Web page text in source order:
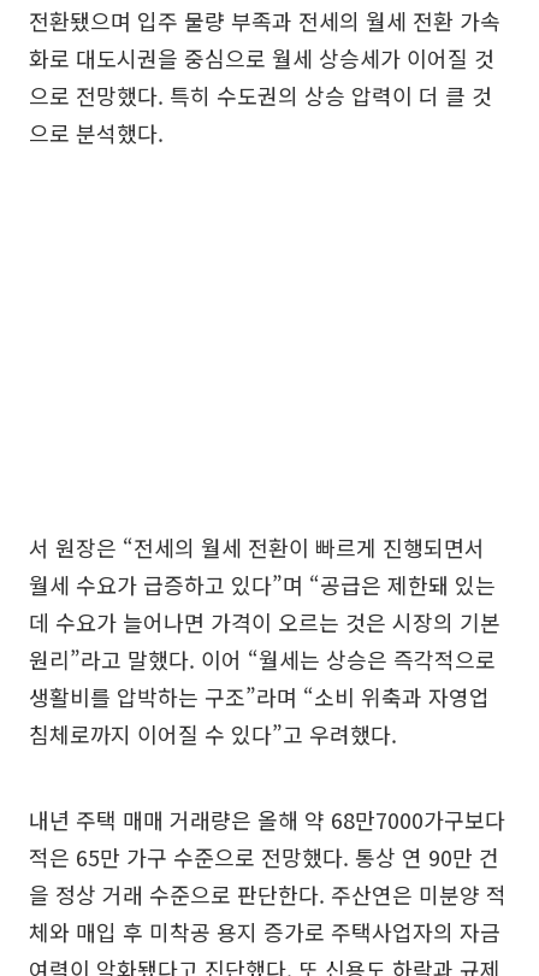
전환됐으며 입주 물량 부족과 전세의 월세 전환 가속
화로 대도시권을 중심으로 월세 상승세가 이어질 것
으로 전망했다. 특히 수도권의 상승 압력이 더 클 것
으로 분석했다.
서 원장은 “전세의 월세 전환이 빠르게 진행되면서
월세 수요가 급증하고 있다”며 “공급은 제한돼 있는
데 수요가 늘어나면 가격이 오르는 것은 시장의 기본
원리”라고 말했다. 이어 “월세는 상승은 즉각적으로
생활비를 압박하는 구조”라며 “소비 위축과 자영업
침체로까지 이어질 수 있다”고 우려했다.
내년 주택 매매 거래량은 올해 약 68만7000가구보다
적은 65만 가구 수준으로 전망했다. 통상 연 90만 건
을 정상 거래 수준으로 판단한다. 주산연은 미분양 적
체와 매입 후 미착공 용지 증가로 주택사업자의 자금
여력이 악화됐다고 진단했다. 또 신용도 하락과 규제